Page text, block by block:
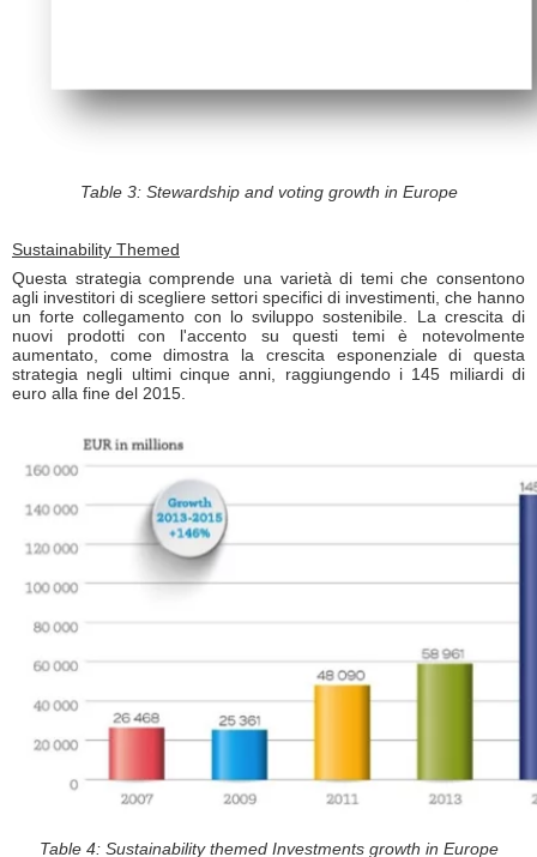
Table 3: Stewardship and voting growth in Europe
Sustainability Themed
Questa strategia comprende una varietà di temi che consentono
agli investitori di scegliere settori specifici di investimenti, che hanno
un forte collegamento con lo sviluppo sostenibile. La crescita di
nuovi prodotti con l'accento su questi temi è notevolmente
aumentato, come dimostra la crescita esponenziale di questa
strategia negli ultimi cinque anni, raggiungendo i 145 miliardi di
euro alla fine del 2015.
Table 4: Sustainability themed Investments growth in Europe